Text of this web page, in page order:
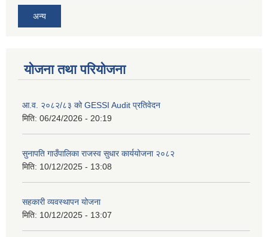
अन्य
योजना तथा परियोजना
आ.व. २०८२/८३ को GESSI Audit प्रतिवेदन
मिति: 06/24/2026 - 20:19
सुनापति गाउँपालिका राजस्व सुधार कार्ययोजना २०८२
मिति: 10/12/2025 - 13:08
सहकारी व्यवस्थापन योजना
मिति: 10/12/2025 - 13:07